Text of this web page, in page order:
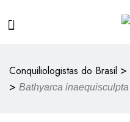
Conquiliologistas do Brasil >
> Bathyarca inaequisculpta